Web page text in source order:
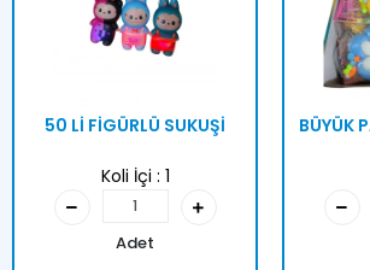
50 Lİ FİGÜRLÜ SUKUŞİ
Koli İçi : 1
Adet
BÜYÜK